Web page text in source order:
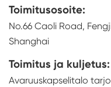
Toimitusosoite:
No.66 Caoli Road,
Shanghai
Toimitus ja kuljetus:
Avaruuskapselitalo